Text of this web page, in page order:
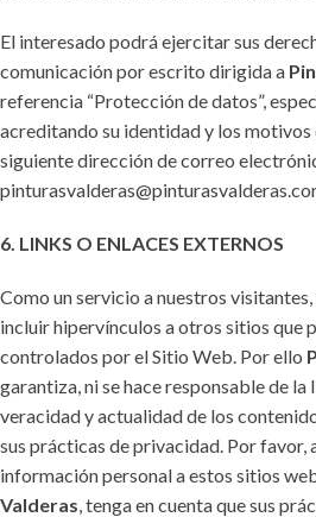
El interesado podrá ejercitar sus
comunicación por escrito dirigida a
referencia “Protección de datos”,
acreditando su identidad y los motivos
siguiente dirección de correo
6. LINKS O ENLACES EXTERNOS
Como un servicio a nuestros
incluir hipervínculos a otros sitios que
controlados por el Sitio Web. Por ello
garantiza, ni se hace responsable de
veracidad y actualidad de los
sus prácticas de privacidad. Por favor,
información personal a estos sitios
Valderas, tenga en cuenta que sus